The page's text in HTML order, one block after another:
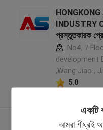
একটি
আমরা শীঘ্রই
INDUSTRY
প্রস্তুতকারক
No4, 7
development
,Wang Jiao ,
5.0